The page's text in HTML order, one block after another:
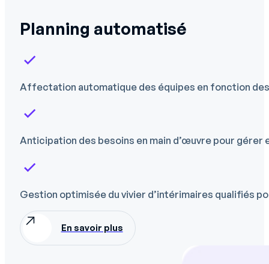
Planning automatisé
Affectation automatique des équipes en fonction
Anticipation des besoins en main d’œuvre pour
Gestion optimisée du vivier d’intérimaires qualifiés
En savoir plus